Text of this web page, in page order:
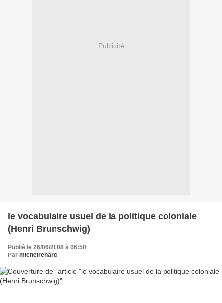
Publicité
le vocabulaire usuel de la politique coloniale
(Henri Brunschwig)
Publié le 26/06/2008 à 06:50
Par michelrenard